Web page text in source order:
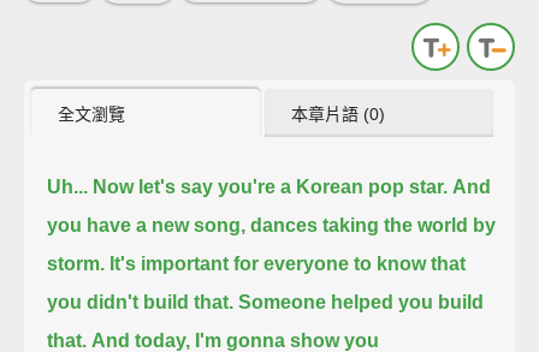
全文瀏覽 本章片語 (0)
Uh... Now let's say you're a Korean pop star. And
you have a new song, dances taking the world by
storm. It's important for everyone to know that
you didn't build that. Someone helped you build
that. And today, I'm gonna show you